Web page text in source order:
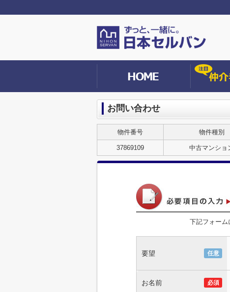
お問い合わせ
物件番号 物件種別
37869109 中古マンショ
下記フォーム
要望 任意
お名前 必須